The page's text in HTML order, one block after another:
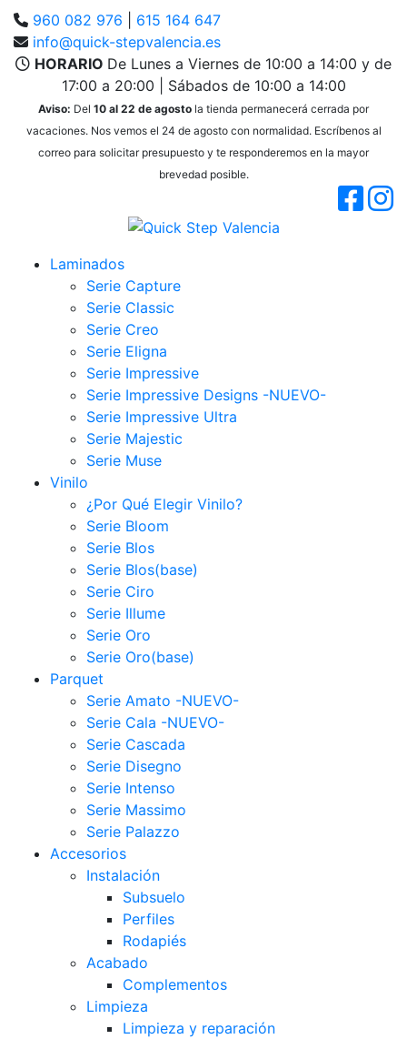
960 082 976
615 164 647
info@quick-stepvalencia.es
HORARIO De Lunes a Viernes de 10:00 a 14:00 y de
17:00 a 20:00 | Sábados de 10:00 a 14:00
Aviso: Del 10 al 22 de agosto la tienda permanecerá cerrada por
vacaciones. Nos vemos el 24 de agosto con normalidad. Escríbenos al
correo para solicitar presupuesto y te responderemos en la mayor
brevedad posible.
Laminados
Serie Capture
Serie Classic
Serie Creo
Serie Eligna
Serie Impressive
Serie Impressive Designs -NUEVO-
Serie Impressive Ultra
Serie Majestic
Serie Muse
Vinilo
¿Por Qué Elegir Vinilo?
Serie Bloom
Serie Blos
Serie Blos(base)
Serie Ciro
Serie Illume
Serie Oro
Serie Oro(base)
Parquet
Serie Amato -NUEVO-
Serie Cala -NUEVO-
Serie Cascada
Serie Disegno
Serie Intenso
Serie Massimo
Serie Palazzo
Accesorios
Instalación
Subsuelo
Perfiles
Rodapiés
Acabado
Complementos
Limpieza
Limpieza y reparación